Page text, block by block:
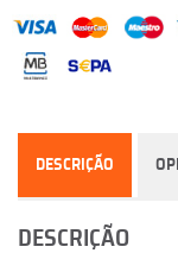
DESCRIÇÃO
DESCRIÇÃO